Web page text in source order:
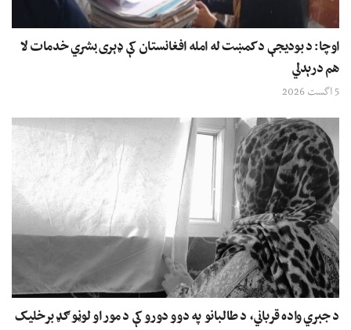
اوچا: د بودیجې د کمښت له امله افغانستان کې ډېری بشري خدمات لا
هم درېدلي
5 اگست 2026
د جبري واده قرباني، د طالبانو په دوو دورو کې د مور او لوڼو ګډ برخلیک